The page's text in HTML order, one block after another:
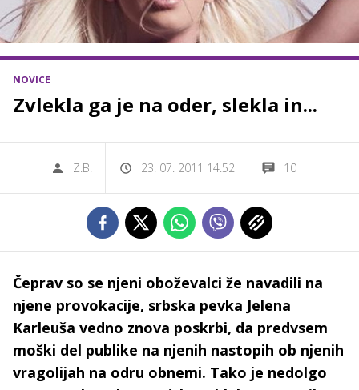
NOVICE
Zvlekla ga je na oder, slekla in...
Z.B. 23. 07. 2011 14.52 10
Čeprav so se njeni oboževalci že navadili na
njene provokacije, srbska pevka Jelena
Karleuša vedno znova poskrbi, da predvsem
moški del publike na njenih nastopih ob njenih
vragolijah na odru obnemi. Tako je nedolgo